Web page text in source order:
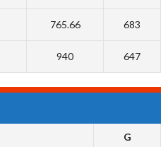
765.66 683
940 647
G